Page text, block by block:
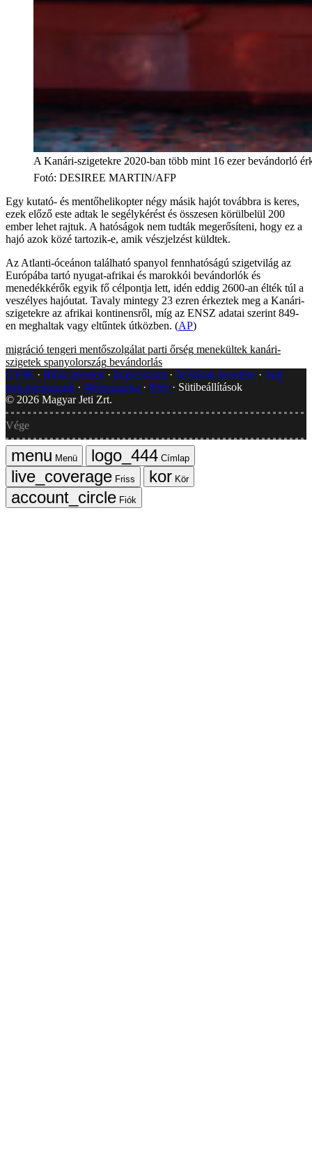
A Kanári-szigetekre 2020-ban több mint 16 ezer bevándorló
Fotó: DESIREE MARTIN/AFP
Egy kutató- és mentőhelikopter négy másik hajót továbbra is keres,
ezek előző este adtak le segélykérést és összesen körülbelül 200
ember lehet rajtuk. A hatóságok nem tudták megerősíteni, hogy ez a
hajó azok közé tartozik-e, amik vészjelzést küldtek.
Az Atlanti-óceánon található spanyol fennhatóságú szigetvilág az
Európába tartó nyugat-afrikai és marokkói bevándorlók és
menedékkérők egyik fő célpontja lett, idén eddig 2600-an élték túl a
veszélyes hajóutat. Tavaly mintegy 23 ezren érkeztek meg a Kanári-
szigetekre az afrikai kontinensről, míg az ENSZ adatai szerint 849-
en meghaltak vagy eltűntek útközben. (AP)
migráció tengeri mentőszolgálat parti őrség menekültek kanári-
szigetek spanyolország bevándorlás
GYIK
Hibát jelentek Impresszum Javítások kezelése
Jogi
dokumentumok
Médiaajánlat RSS
Sütibeállítások
© 2026 Magyar Jeti Zrt.
Vége
Menü
Címlap
Friss
Kör
Fiók